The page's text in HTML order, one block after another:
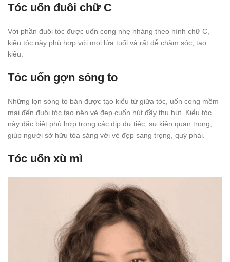
Tóc uốn đuôi chữ C
Với phần đuôi tóc được uốn cong nhẹ nhàng theo hình chữ C,
kiểu tóc này phù hợp với mọi lứa tuổi và rất dễ chăm sóc, tạo
kiểu.
Tóc uốn gợn sóng to
Những lọn sóng to bản được tạo kiểu từ giữa tóc, uốn cong mềm
mại đến đuôi tóc tạo nên vẻ đẹp cuốn hút đầy thu hút. Kiểu tóc
này đặc biệt phù hợp trong các dịp dự tiệc, sự kiện quan trọng,
giúp người sở hữu tỏa sáng với vẻ đẹp sang trọng, quý phái.
Tóc uốn xù mì